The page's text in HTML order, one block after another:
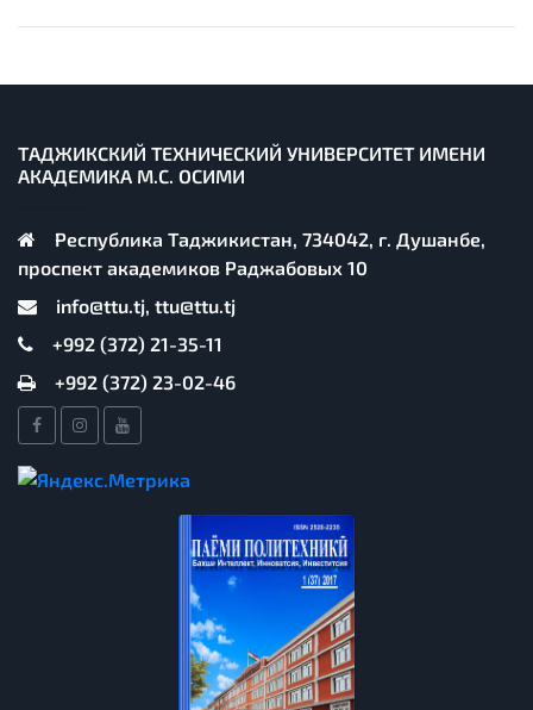
ТАДЖИКСКИЙ ТЕХНИЧЕСКИЙ УНИВЕРСИТЕТ ИМЕНИ
АКАДЕМИКА М.С. ОСИМИ
Республика Таджикистан, 734042, г. Душанбе,
проспект академиков Раджабовых 10
info@ttu.tj, ttu@ttu.tj
+992 (372) 21-35-11
+992 (372) 23-02-46